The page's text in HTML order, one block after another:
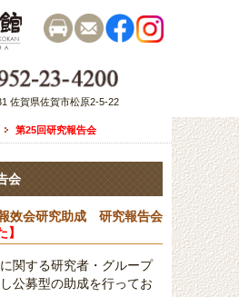
佐賀県佐賀市松原2-5-22
第25回研究報告会
会
效会研究助成 研究報告会
】
関する研究者・グループ
公募型の助成を行ってお